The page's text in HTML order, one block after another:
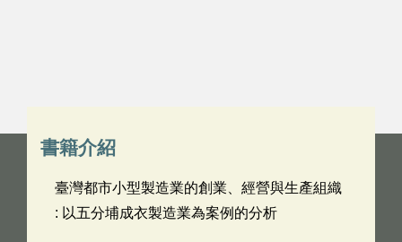
書籍介紹
臺灣都市小型製造業的創業、經營與生產組織
: 以五分埔成衣製造業為案例的分析